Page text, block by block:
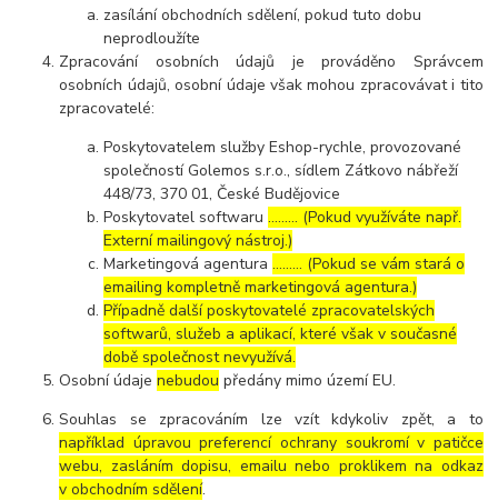
zasílání obchodních sdělení, pokud tuto dobu
neprodloužíte
Zpracování osobních údajů je prováděno Správcem
osobních údajů, osobní údaje však mohou zpracovávat i tito
zpracovatelé:
Poskytovatelem služby Eshop-rychle, provozované
společností Golemos s.r.o., sídlem Zátkovo nábřeží
448/73, 370 01, České Budějovice
Poskytovatel softwaru……… (Pokud využíváte např.
Externí mailingový nástroj.)
Marketingová agentura……… (Pokud se vám stará o
emailing kompletně marketingová agentura.)
Případně další poskytovatelé zpracovatelských
softwarů, služeb a aplikací, které však v současné
době společnost nevyužívá.
Osobní údajenebudou předány mimo území EU.
Souhlas se zpracováním lze vzít kdykoliv zpět, a to
například úpravou preferencí ochrany soukromí v patičce
webu, zasláním dopisu, emailu nebo proklikem na odkaz
v obchodním sdělení.